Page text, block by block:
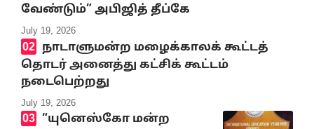
வேண்டும்” அபிஜித் தீப்கே
July 19, 2026
நாடாளுமன்ற மழைக்காலக் கூட்டத்
தொடர் அனைத்து கட்சிக் கூட்டம்
நடைபெற்றது
July 19, 2026
“யுனெஸ்கோ மன்ற